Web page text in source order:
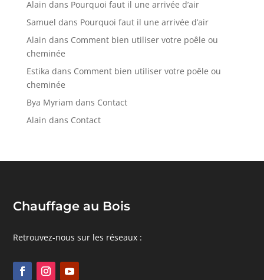
Alain dans Pourquoi faut il une arrivée d’air
Samuel dans Pourquoi faut il une arrivée d’air
Alain dans Comment bien utiliser votre poêle ou
cheminée
Estika dans Comment bien utiliser votre poêle ou
cheminée
Bya Myriam dans Contact
Alain dans Contact
Chauffage au Bois
Retrouvez-nous sur les réseaux :